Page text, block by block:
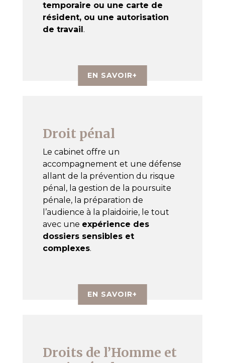
temporaire ou une carte de
résident, ou une autorisation
de travail .
EN SAVOIR+
Droit pénal
Le cabinet offre un
accompagnement et une défense
allant de la prévention du risque
pénal, la gestion de la poursuite
pénale, la préparation de
l’audience à la plaidoirie, le tout
avec une expérience des
dossiers sensibles et
complexes.
EN SAVOIR+
Droits de l’Homme et